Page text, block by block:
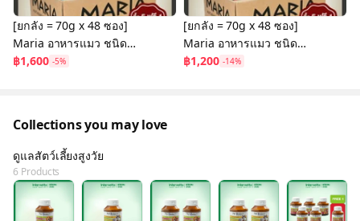
[ยกลัง = 70g x 48 ซอง]
Maria อาหารแมว ชนิด
เปียก [8C] รส White fish
฿1,600 -5%
[ยกลัง = 70g x 48 ซอง]
Maria อาหารแมว ชนิด
เปียก
฿1,200 -14%
Collections you may love
ดูแลสัตว์เลี้ยงสูงวัย
6 Products